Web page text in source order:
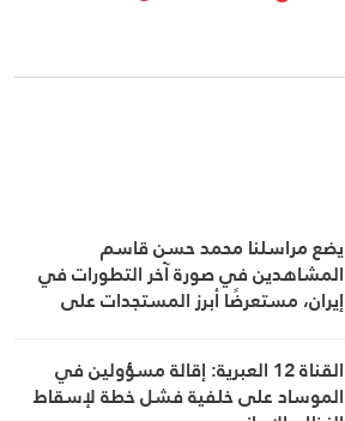
يضع مراسلنا محمد حسن قاسم
المشاهدين في صورة آخر التطورات في
إيران، مستعرضًا أبرز المستجدات على
المواقف الرسمية وأبرز التطورات ذات
الصلة بالشأنين الداخلي والإقليمي
القناة 12 العبرية: إقالة مسؤولين في
الموساد على خلفية فشل خطة لإسقاط